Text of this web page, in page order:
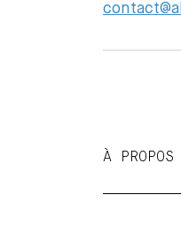
À PROPOS